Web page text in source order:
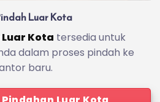
Luar Kota
Kota tersedia untuk
dalam proses pindah ke
baru.